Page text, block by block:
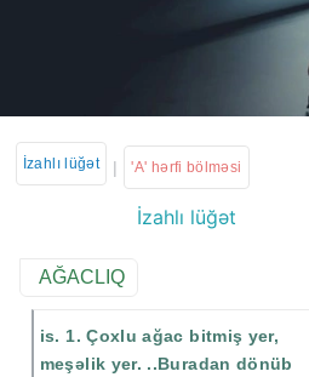
İzahlı lüğət | 'A' hərfi bölməsi
İzahlı lüğət
AĞACLIQ
is. 1. Çoxlu ağac bitmiş yer,
meşəlik yer. ..Buradan dönüb